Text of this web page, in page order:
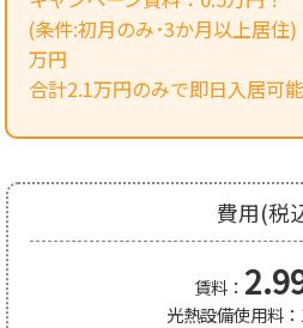
(条件:初月のみ･3か月以上居
万円
合計2.1万円のみで即日入居可能
費用(税
賃料：
光熱設備使用料